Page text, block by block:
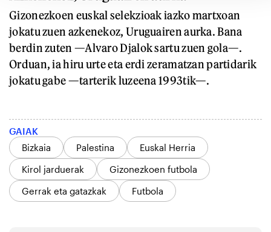
Gizonezkoen euskal selekzioak iazko martxoan
jokatu zuen azkenekoz, Uruguairen aurka. Bana
berdin zuten —Alvaro Djalok sartu zuen gola—.
Orduan, ia hiru urte eta erdi zeramatzan partidarik
jokatu gabe —tarterik luzeena 1993tik—.
GAIAK
Bizkaia
Palestina
Euskal Herria
Kirol jarduerak
Gizonezkoen futbola
Gerrak eta gatazkak
Futbola